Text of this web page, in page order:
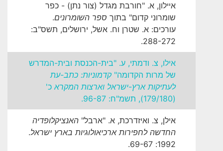
איילון, א. "חורבת מגדל (צור נתן) - כפר
שומרוני קדום" בתוך ספר השומרונים.
עורכים: א. שטרן וח. אשל, ירושלים, תשס"ב:
288-272.
אילו, צ. ודמתי, ע. "בית-הכנסת ובית-המדרש
של מרות הקדומה" קדמוניות: כתב-עת
לעתיקות ארץ-ישראל וארצות המקראכ'
(179/180), תשמ"ח: 96-87.
אילן, צ. ואיזדרכת, א. "ארבל" האנציקלופדיה
החדשה לחפירות ארכיאולוגיות בארץ ישראל.
1992: 69-67.